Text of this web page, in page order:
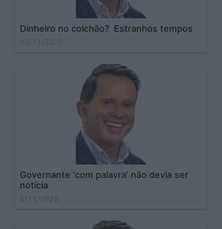
Dinheiro no colchão? Estranhos tempos
Governante ‘com palavra’ não devia ser
notícia